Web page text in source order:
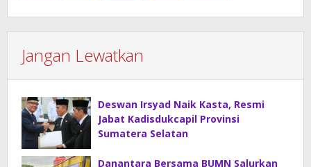
Jangan Lewatkan
Deswan Irsyad Naik Kasta, Resmi
Jabat Kadisdukcapil Provinsi
Sumatera Selatan
Danantara Bersama BUMN Salurkan